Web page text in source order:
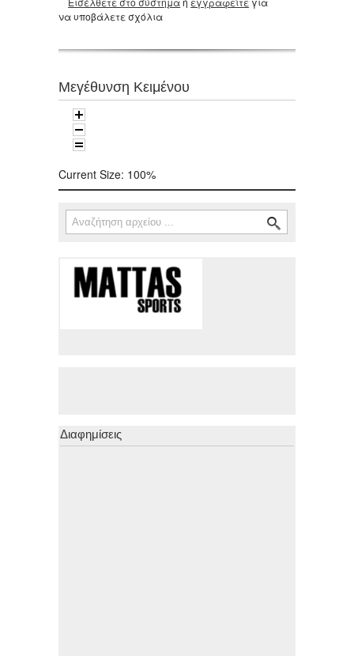
να υποβάλετε σχόλια
Μεγέθυνση Κειμένου
Current Size: 100%
Φόρμα αναζήτησης
Αναζήτηση
Διαφημίσεις